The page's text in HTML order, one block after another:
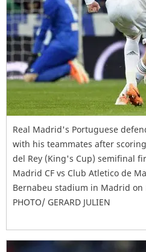
Real Madrid's Portuguese
with his teammates after
del Rey (King's Cup) semifinal
Madrid CF vs Club Atletico de
Bernabeu stadium in Madrid on
PHOTO/ GERARD JULIEN